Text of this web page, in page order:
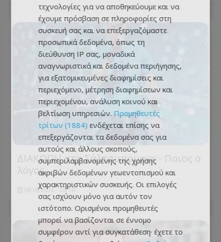
ΔΙΑΚΟΠΗ στο Σάλτσμπουργκ - Ποιος ο
λόγος...
06.08.2026 - 20:15
τεχνολογίες για να αποθηκεύουμε και να
έχουμε πρόσβαση σε πληροφορίες στη
συσκευή σας και να επεξεργαζόμαστε
προσωπικά δεδομένα, όπως τη
διεύθυνση IP σας, μοναδικά
αναγνωριστικά και δεδομένα περιήγησης,
για εξατομικευμένες διαφημίσεις και
περιεχόμενο, μέτρηση διαφημίσεων και
περιεχομένου, ανάλυση κοινού και
βελτίωση υπηρεσιών. Προμηθευτές
τρίτων (1884) ενδέχεται επίσης να
επεξεργάζονται τα δεδομένα σας για
αυτούς και άλλους σκοπούς,
συμπεριλαμβανομένης της χρήσης
ακριβών δεδομένων γεωεντοπισμού και
χαρακτηριστικών συσκευής. Οι επιλογές
σας ισχύουν μόνο για αυτόν τον
ιστότοπο. Ορισμένοι προμηθευτές
μπορεί να βασίζονται σε έννομο
συμφέρον αντί για συγκατάθεση· έχετε το